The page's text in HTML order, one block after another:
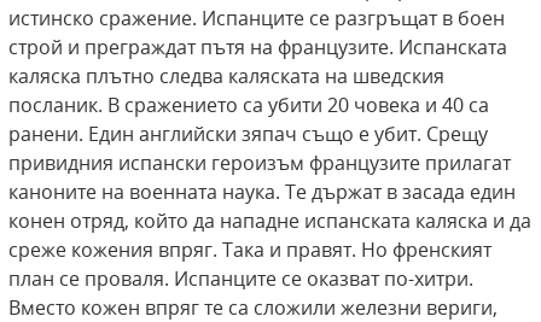
истинско сражение. Испанците се разгръщат в боен
строй и преграждат пътя на французите. Испанската
каляска плътно следва каляската на шведския
посланик. В сражението са убити 20 човека и 40 са
ранени. Един английски зяпач също е убит. Срещу
привидния испански героизъм французите прилагат
каноните на военната наука. Те държат в засада един
конен отряд, който да нападне испанската каляска и да
среже кожения впряг. Така и правят. Но френският
план се проваля. Испанците се оказват по-хитри.
Вместо кожен впряг те са сложили железни вериги,